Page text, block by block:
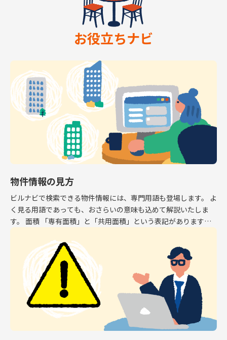
お役立ちナビ
物件情報の見方
ビルナビで検索できる物件情報には、専門用語も登場します。 よ
く見る用語であっても、おさらいの意味も込めて解説いたしま
す。 面積 「専有面積」と「共用面積」という表記があります。
専有面積はオフィスとして利用できるスペース […]